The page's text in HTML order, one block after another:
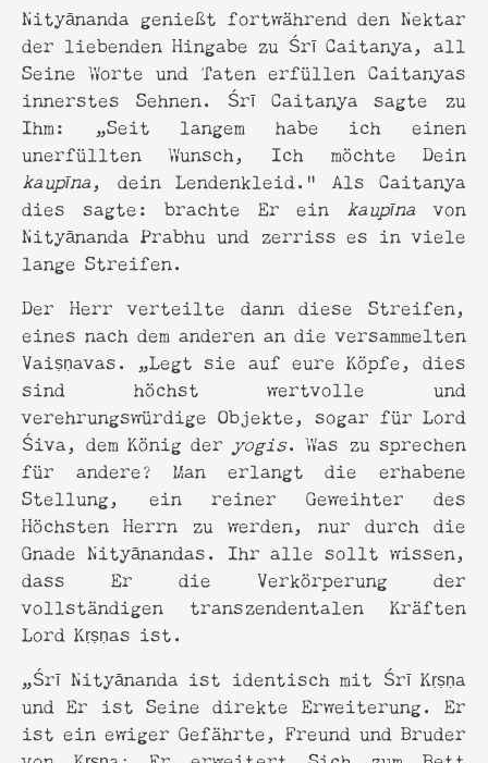
Nityānanda genießt fortwährend den Nektar
der liebenden Hingabe zu Śrī Caitanya, all
Seine Worte und Taten erfüllen Caitanyas
innerstes Sehnen. Śrī Caitanya sagte zu
Ihm: „Seit langem habe ich einen
unerfüllten Wunsch, Ich möchte Dein
kaupīna, dein Lendenkleid.“ Als Caitanya
dies sagte: brachte Er ein kaupīnavon
Nityānanda Prabhu und zerriss es in viele
lange Streifen.
Der Herr verteilte dann diese Streifen,
eines nach dem anderen an die versammelten
Vaiṣṇavas. „Legt sie auf eure Köpfe, dies
sind höchst wertvolle und
verehrungswürdige Objekte, sogar für Lord
Śiva, dem König der yogis. Was zu sprechen
für andere? Man erlangt die erhabene
Stellung, ein reiner Geweihter des
Höchsten Herrn zu werden, nur durch die
Gnade Nityānandas. Ihr alle sollt wissen,
dass Er die Verkörperung der
vollständigen transzendentalen Kräften
Lord Kṛṣṇas ist.
„Śrī Nityānanda ist identisch mit Śrī Kṛṣṇa
und Er ist Seine direkte Erweiterung. Er
ist ein ewiger Gefährte, Freund und Bruder